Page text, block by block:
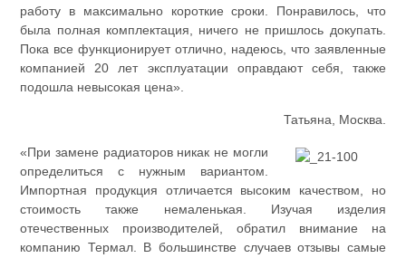
работу в максимально короткие сроки. Понравилось, что
была полная комплектация, ничего не пришлось докупать.
Пока все функционирует отлично, надеюсь, что заявленные
компанией 20 лет эксплуатации оправдают себя, также
подошла невысокая цена».
Татьяна, Москва.
«При замене радиаторов никак не могли
определиться с нужным вариантом.
Импортная продукция отличается высоким качеством, но
стоимость также немаленькая. Изучая изделия
отечественных производителей, обратил внимание на
компанию Термал. В большинстве случаев отзывы самые